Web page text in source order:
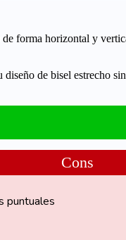
forma horizontal y
de bisel estrecho
Cons
puntuales